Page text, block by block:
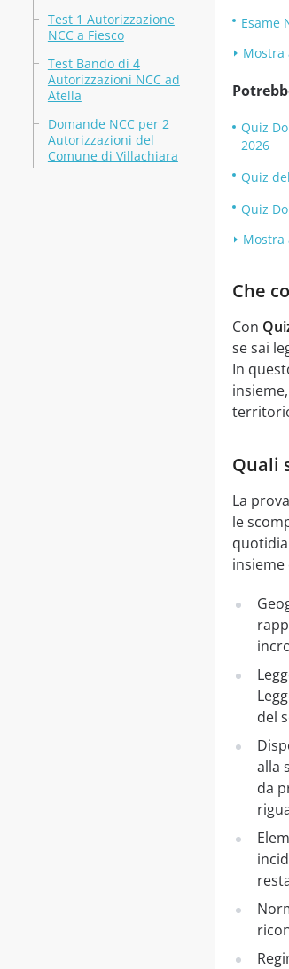
Test 1 Autorizzazione
NCC a Fiesco
Test Bando di 4
Autorizzazioni NCC ad
Atella
Domande NCC per 2
Autorizzazioni del
Comune di Villachiara
Esame
Mostra
Quiz
2026
Quiz
Quiz
Mostra
Che
Con
se sai
In
Quali
La
le
del
alla
da